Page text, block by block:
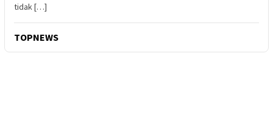
tidak […]
TOPNEWS